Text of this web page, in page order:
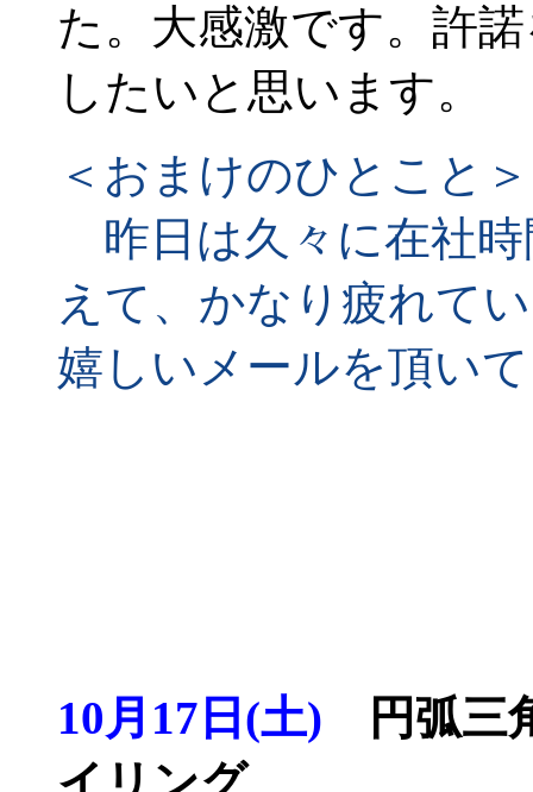
た。大感激です。許
したいと思います。
＜おまけのひとこと＞
昨日は久々に在社時
えて、かなり疲れて
嬉しいメールを頂い
10月17日(土) 円弧三